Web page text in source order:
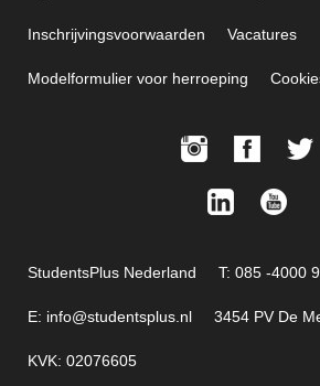
Inschrijvingsvoorwaarden Vacatures
Modelformulier voor herroeping
StudentsPlus Nederland T: 085 -4000
E: info@studentsplus.nl 3454 PV De
KVK: 02076605